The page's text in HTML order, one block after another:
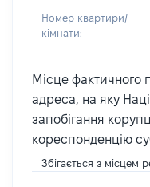
Номер квартири/
кімнати:
Місце фактичного
адреса, на яку
запобігання
кореспонденцію
Збігається з місцем